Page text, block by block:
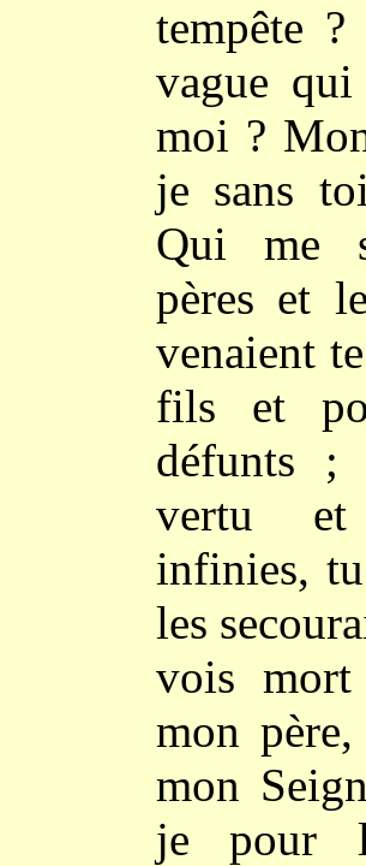
tempête
vague
moi ?
je sans
Qui me
pères et
venaient
fils et
défunts
vertu et
infinies,
les
vois
mon
mon
je pour